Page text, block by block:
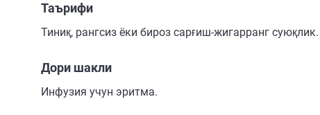
Таърифи
Тиниқ, рангсиз ёки бироз сарғиш-жигарранг суюқлик.
Дори шакли
Инфузия учун эритма.